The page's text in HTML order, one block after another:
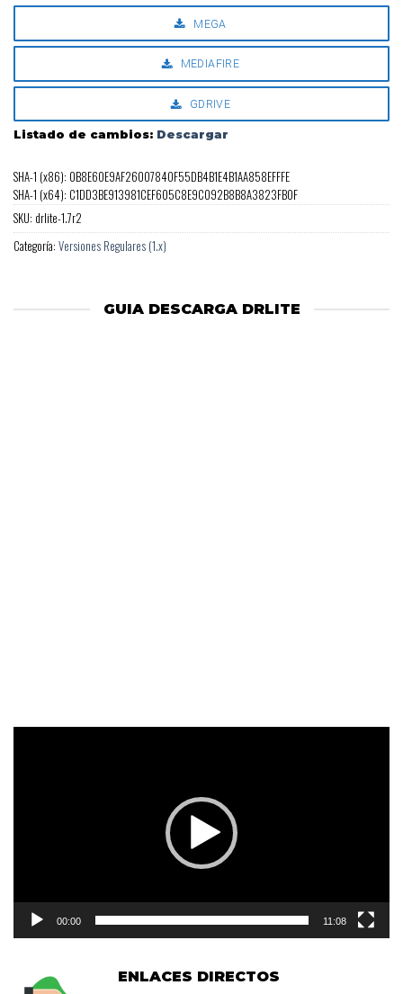
de 5
MEGA
MEDIAFIRE
GDRIVE
Listado de cambios: Descargar
SHA-1 (x86): 0B8E60E9AF26007840F55DB4B1E4B1AA858EFFFE
SHA-1 (x64): C1DD3BE913981CEF605C8E9C092B8B8A3823FB0F
SKU: drlite-1.7r2
Categoría: Versiones Regulares (1.x)
GUIA DESCARGA DRLITE
00:00 11:08
ENLACES DIRECTOS